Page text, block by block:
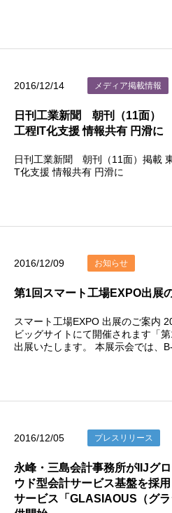
2016/12/14 メディア掲載情報
日刊工業新聞 朝刊（11面）
工程IT化支援 情報共有 円滑に
日刊工業新聞 朝刊（11面）掲載
T化支援 情報共有 円滑に
2016/12/09 お知らせ
第1回スマート工場EXPO出展
スマート工場EXPO 出展のご案内
ビッグサイトにて開催されます「
出展いたします。 本展示会では、
2016/12/05 プレスリリース
永峰・三島会計事務所がIIJグ
ウド型会計サービス基盤を採
サービス「GLASIAOUS（グ